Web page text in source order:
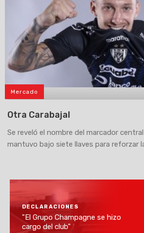
Mercado
Otra Carabajal
Se reveló el nombre del marcador
mantuvo bajo siete llaves para reforzar
DECLARACIONES
"El Grupo Champagne se hizo
cargo del club"